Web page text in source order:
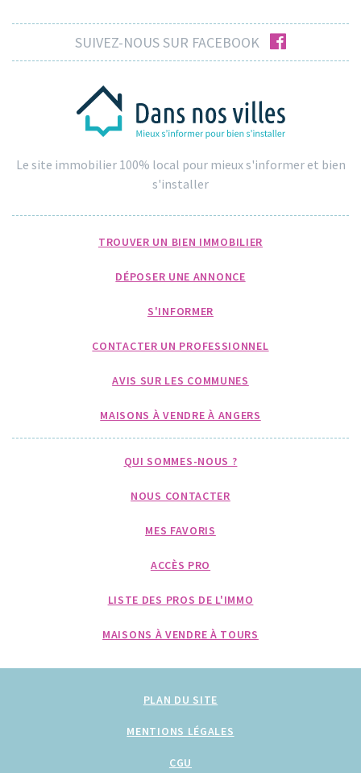
SUIVEZ-NOUS SUR FACEBOOK facebook
Le site immobilier 100% local pour mieux s'informer et bien
s'installer
TROUVER UN BIEN IMMOBILIER
DÉPOSER UNE ANNONCE
S'INFORMER
CONTACTER UN PROFESSIONNEL
AVIS SUR LES COMMUNES
MAISONS À VENDRE À ANGERS
QUI SOMMES-NOUS ?
NOUS CONTACTER
MES FAVORIS
ACCÈS PRO
LISTE DES PROS DE L'IMMO
MAISONS À VENDRE À TOURS
PLAN DU SITE
MENTIONS LÉGALES
CGU